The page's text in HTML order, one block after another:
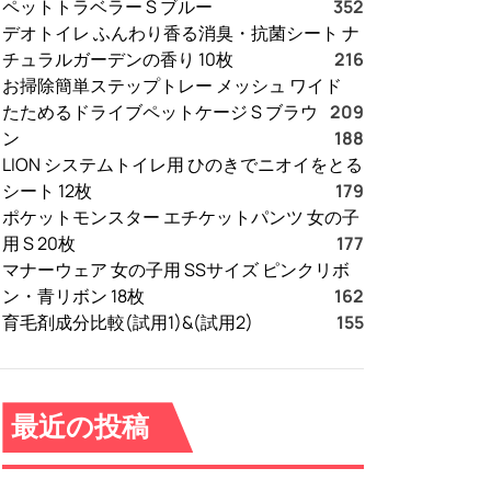
ペットトラベラー S ブルー
352
デオトイレ ふんわり香る消臭・抗菌シート ナ
チュラルガーデンの香り 10枚
216
お掃除簡単ステップトレー メッシュ ワイド
209
たためるドライブペットケージ S ブラウ
ン
188
LION システムトイレ用 ひのきでニオイをとる
シート 12枚
179
ポケットモンスター エチケットパンツ 女の子
用 S 20枚
177
マナーウェア 女の子用 SSサイズ ピンクリボ
ン・青リボン 18枚
162
育毛剤成分比較(試用1)&(試用2)
155
最近の投稿